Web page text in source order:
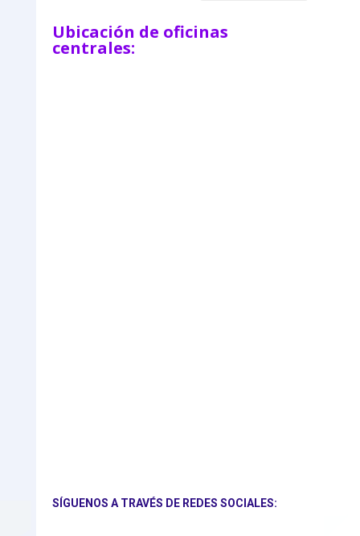
Ubicación de oficinas
centrales:
SÍGUENOS A TRAVÉS DE REDES SOCIALES: